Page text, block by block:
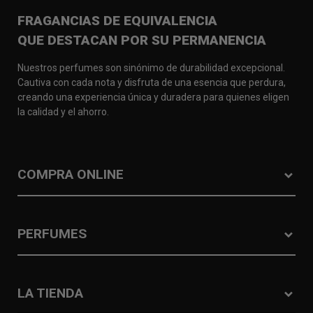
FRAGANCIAS DE EQUIVALENCIA
QUE DESTACAN POR SU PERMANENCIA
Nuestros perfumes son sinónimo de durabilidad excepcional.
Cautiva con cada nota y disfruta de una esencia que perdura,
creando una experiencia única y duradera para quienes eligen
la calidad y el ahorro.
COMPRA ONLINE
PERFUMES
LA TIENDA